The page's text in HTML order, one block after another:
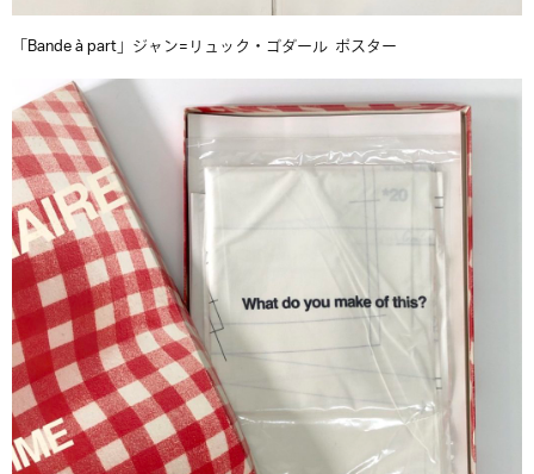
「Bande à part」ジャン=リュック・ゴダール ポスター